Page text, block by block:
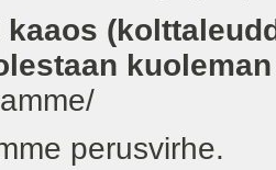
perusvirhe.